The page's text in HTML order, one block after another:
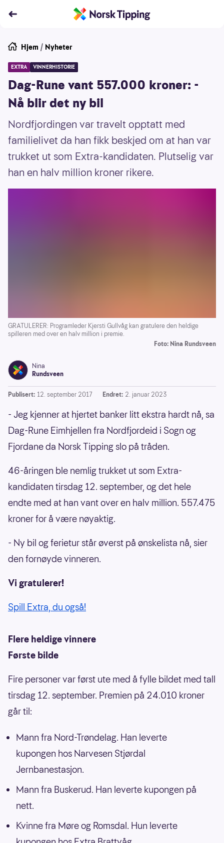
Hjem / Nyheter
EXTRA VINNERHISTORIE
Dag-Rune vant 557.000 kroner: -
Nå blir det ny bil
Nordfjordingen var travelt opptatt med
familielivet da han fikk beskjed om at han var
trukket ut som Extra-kandidaten. Plutselig var
han en halv million kroner rikere.
GRATULERER: Programleder Kjersti Gullvåg kan gratulere den heldige
spilleren med over en halv million i premie.
Foto: Nina Rundsveen
Nina
Rundsveen
Publisert: 12. september 2017 Endret: 2. januar 2023
- Jeg kjenner at hjertet banker litt ekstra hardt nå, sa
Dag-Rune Eimhjellen fra Nordfjordeid i Sogn og
Fjordane da Norsk Tipping slo på tråden.
46-åringen ble nemlig trukket ut som Extra-
kandidaten tirsdag 12. september, og det hele
endte med at han vant over en halv million. 557.475
kroner for å være nøyaktig.
- Ny bil og ferietur står øverst på ønskelista nå, sier
den fornøyde vinneren.
Vi gratulerer!
Spill Extra, du også!
Flere heldige vinnere
Første bilde
Fire personer var først ute med å fylle bildet med tall
tirsdag 12. september. Premien på 24.010 kroner
går til:
Mann fra Nord-Trøndelag. Han leverte
kupongen hos Narvesen Stjørdal
Jernbanestasjon.
Mann fra Buskerud. Han leverte kupongen på
nett.
Kvinne fra Møre og Romsdal. Hun leverte